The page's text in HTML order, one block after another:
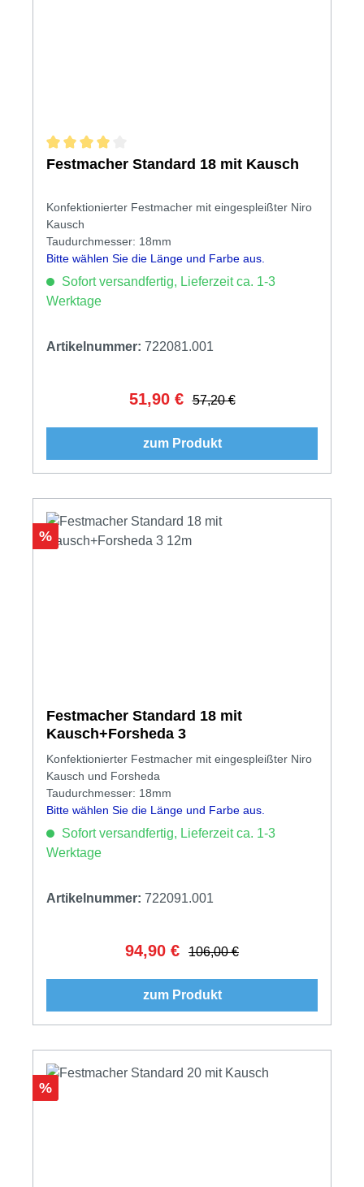
Durchschnittliche Bewertung von 4 von 5 Sternen
Festmacher Standard 18 mit Kausch
Konfektionierter Festmacher mit eingespleißter Niro
Kausch
Taudurchmesser: 18mm
Bitte wählen Sie die Länge und Farbe aus.
Sofort versandfertig, Lieferzeit ca. 1-3
Werktage
Artikelnummer: 722081.001
Verkaufspreis:
51,90 € Regulärer Preis:
57,20 €
zum Produkt
Rabatt
%
Festmacher Standard 18 mit
Kausch+Forsheda 3
Konfektionierter Festmacher mit eingespleißter Niro
Kausch und Forsheda
Taudurchmesser: 18mm
Bitte wählen Sie die Länge und Farbe aus.
Sofort versandfertig, Lieferzeit ca. 1-3
Werktage
Artikelnummer: 722091.001
Verkaufspreis:
94,90 € Regulärer Preis:
106,00 €
zum Produkt
Rabatt
%